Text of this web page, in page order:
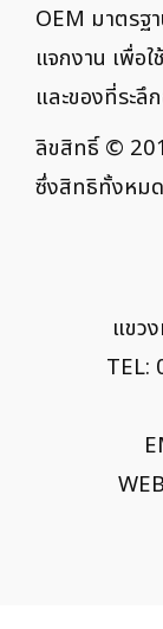
OEM มาตรฐ
แจกงาน เพื่อ
และของที่ระลึ
ลิขสิทธิ์ ©
ซึ่งสิทธิทั้งหม
แขว
TEL: